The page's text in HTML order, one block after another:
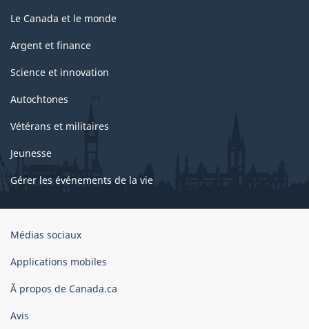
Le Canada et le monde
Argent et finance
Science et innovation
Autochtones
Vétérans et militaires
Jeunesse
Gérer les événements de la vie
Organisation
gouvernement
Canada
Médias sociaux
Applications mobiles
Ã propos de Canada.ca
Avis